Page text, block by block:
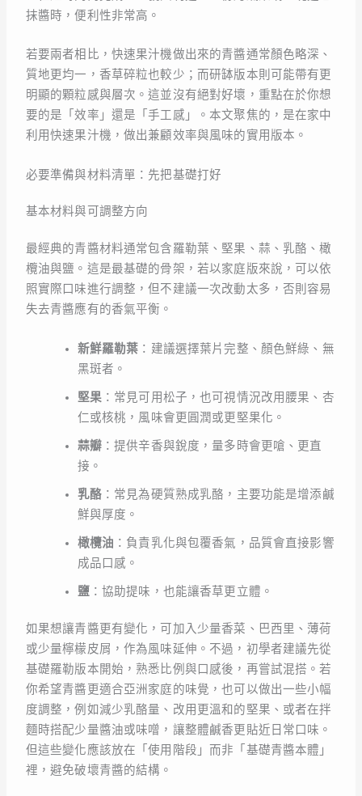
抹醬時，便利性非常高。
若要兩者相比，快速果汁機做出來的青醬通常顏色略深、
質地更均一，香草碎粒也較少；而研缽版本則可能帶有更
明顯的顆粒感與層次。這並沒有絕對好壞，重點在於你想
要的是「效率」還是「手工感」。本文聚焦的，是在家中
利用快速果汁機，做出兼顧效率與風味的實用版本。
必要準備與材料清單：先把基礎打好
基本材料與可調整方向
最經典的青醬材料通常包含羅勒葉、堅果、蒜、乳酪、橄
欖油與鹽。這是最基礎的骨架，若以家庭版來說，可以依
照實際口味進行調整，但不建議一次改動太多，否則容易
失去青醬應有的香氣平衡。
新鮮羅勒葉 ：建議選擇葉片完整、顏色鮮綠、無
黑斑者。
堅果：常見可用松子，也可視情況改用腰果、杏
仁或核桃，風味會更圓潤或更堅果化。
蒜瓣：提供辛香與銳度，量多時會更嗆、更直
接。
乳酪：常見為硬質熟成乳酪，主要功能是增添鹹
鮮與厚度。
橄欖油 ：負責乳化與包覆香氣，品質會直接影響
成品口感。
鹽 ：協助提味，也能讓香草更立體。
如果想讓青醬更有變化，可加入少量香菜、巴西里、薄荷
或少量檸檬皮屑，作為風味延伸。不過，初學者建議先從
基礎羅勒版本開始，熟悉比例與口感後，再嘗試混搭。若
你希望青醬更適合亞洲家庭的味覺，也可以做出一些小幅
度調整，例如減少乳酪量、改用更溫和的堅果、或者在拌
麵時搭配少量醬油或味噌，讓整體鹹香更貼近日常口味。
但這些變化應該放在「使用階段」而非「基礎青醬本體」
裡，避免破壞青醬的結構。